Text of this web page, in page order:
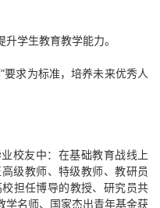
学生教育教学能力。
求为标准，培养未来优秀人
校友中：在基础教育战线上
级教师、特级教师、教研员
担任博导的教授、研究员共
学名师、国家杰出青年基金获